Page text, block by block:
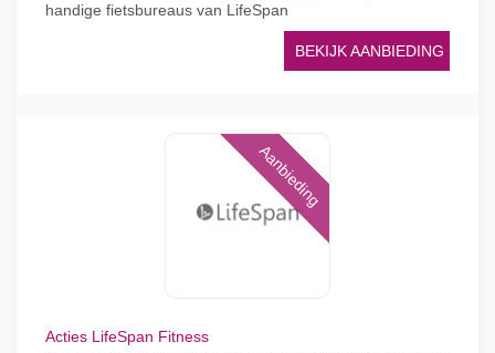
handige fietsbureaus van LifeSpan
BEKIJK AANBIEDING
Aanbieding
Acties LifeSpan Fitness